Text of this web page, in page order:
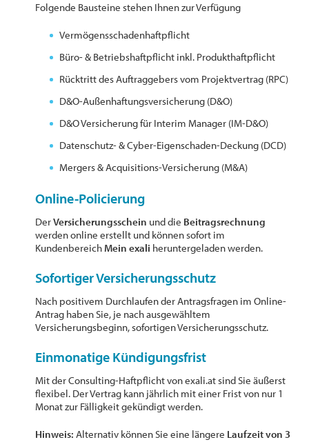
Folgende Bausteine stehen Ihnen zur Verfügung
Vermögensschadenhaftpflicht
Büro- & Betriebshaftpflicht inkl. Produkthaftpflicht
Rücktritt des Auftraggebers vom Projektvertrag (RPC)
D&O-Außenhaftungsversicherung (D&O)
D&O Versicherung für Interim Manager (IM-D&O)
Datenschutz- & Cyber-Eigenschaden-Deckung (DCD)
Mergers & Acquisitions-Versicherung (M&A)
Online-Policierung
DerVersicherungsschein und die Beitragsrechnung
werden online erstellt und können sofort im
KundenbereichMein exali heruntergeladen werden.
Sofortiger Versicherungsschutz
Nach positivem Durchlaufen der Antragsfragen im Online-
Antrag haben Sie, je nach ausgewähltem
Versicherungsbeginn, sofortigen Versicherungsschutz.
Einmonatige Kündigungsfrist
Mit der Consulting-Haftpflicht von exali.at sind Sie äußerst
flexibel. Der Vertrag kann jährlich mit einer Frist von nur 1
Monat zur Fälligkeit gekündigt werden.
Hinweis: Alternativ können Sie eine längere Laufzeit von 3